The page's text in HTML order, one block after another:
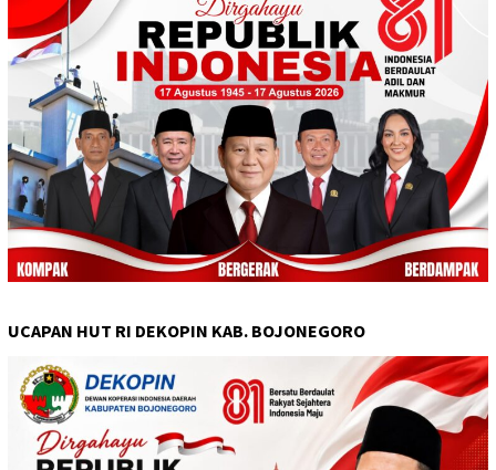
UCAPAN HUT RI DEKOPIN KAB. BOJONEGORO